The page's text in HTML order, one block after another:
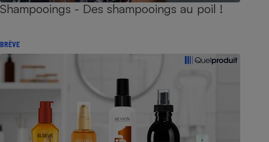
Shampooings - Des shampooings au poil !
BRÈVE